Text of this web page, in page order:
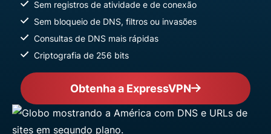
Sem registros de atividade e de conexão
Sem bloqueio de DNS, filtros ou invasões
Consultas de DNS mais rápidas
Criptografia de 256 bits
Obtenha a ExpressVPN